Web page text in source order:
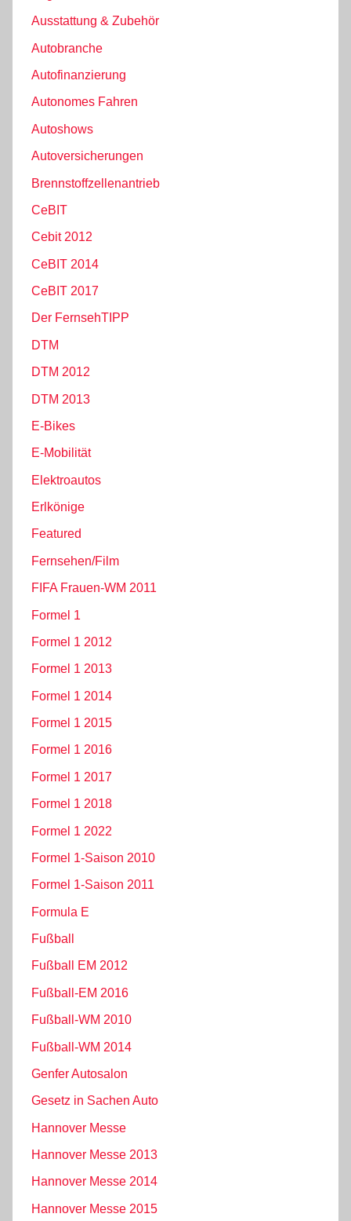
Ausstattung & Zubehör
Autobranche
Autofinanzierung
Autonomes Fahren
Autoshows
Autoversicherungen
Brennstoffzellenantrieb
CeBIT
Cebit 2012
CeBIT 2014
CeBIT 2017
Der FernsehTIPP
DTM
DTM 2012
DTM 2013
E-Bikes
E-Mobilität
Elektroautos
Erlkönige
Featured
Fernsehen/Film
FIFA Frauen-WM 2011
Formel 1
Formel 1 2012
Formel 1 2013
Formel 1 2014
Formel 1 2015
Formel 1 2016
Formel 1 2017
Formel 1 2018
Formel 1 2022
Formel 1-Saison 2010
Formel 1-Saison 2011
Formula E
Fußball
Fußball EM 2012
Fußball-EM 2016
Fußball-WM 2010
Fußball-WM 2014
Genfer Autosalon
Gesetz in Sachen Auto
Hannover Messe
Hannover Messe 2013
Hannover Messe 2014
Hannover Messe 2015